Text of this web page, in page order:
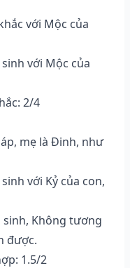
với Mộc của
với Mộc của
2/4
mẹ là Đinh, như
với Kỷ của con,
sinh, Không tương
được.
1.5/2